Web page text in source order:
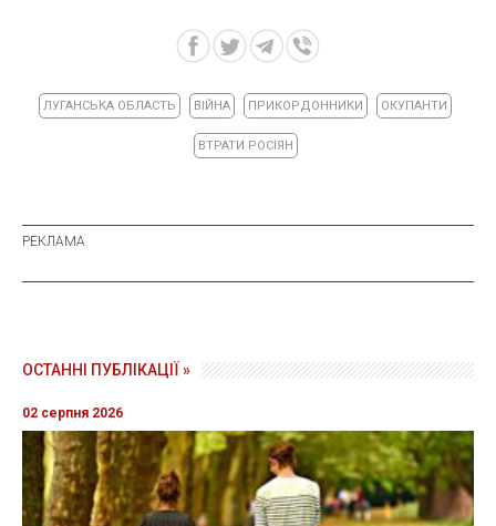
ЛУГАНСЬКА ОБЛАСТЬ ВІЙНА ПРИКОРДОННИКИ ОКУПАНТИ
ВТРАТИ РОСІЯН
ОСТАННІ ПУБЛІКАЦІЇ »
02 серпня 2026